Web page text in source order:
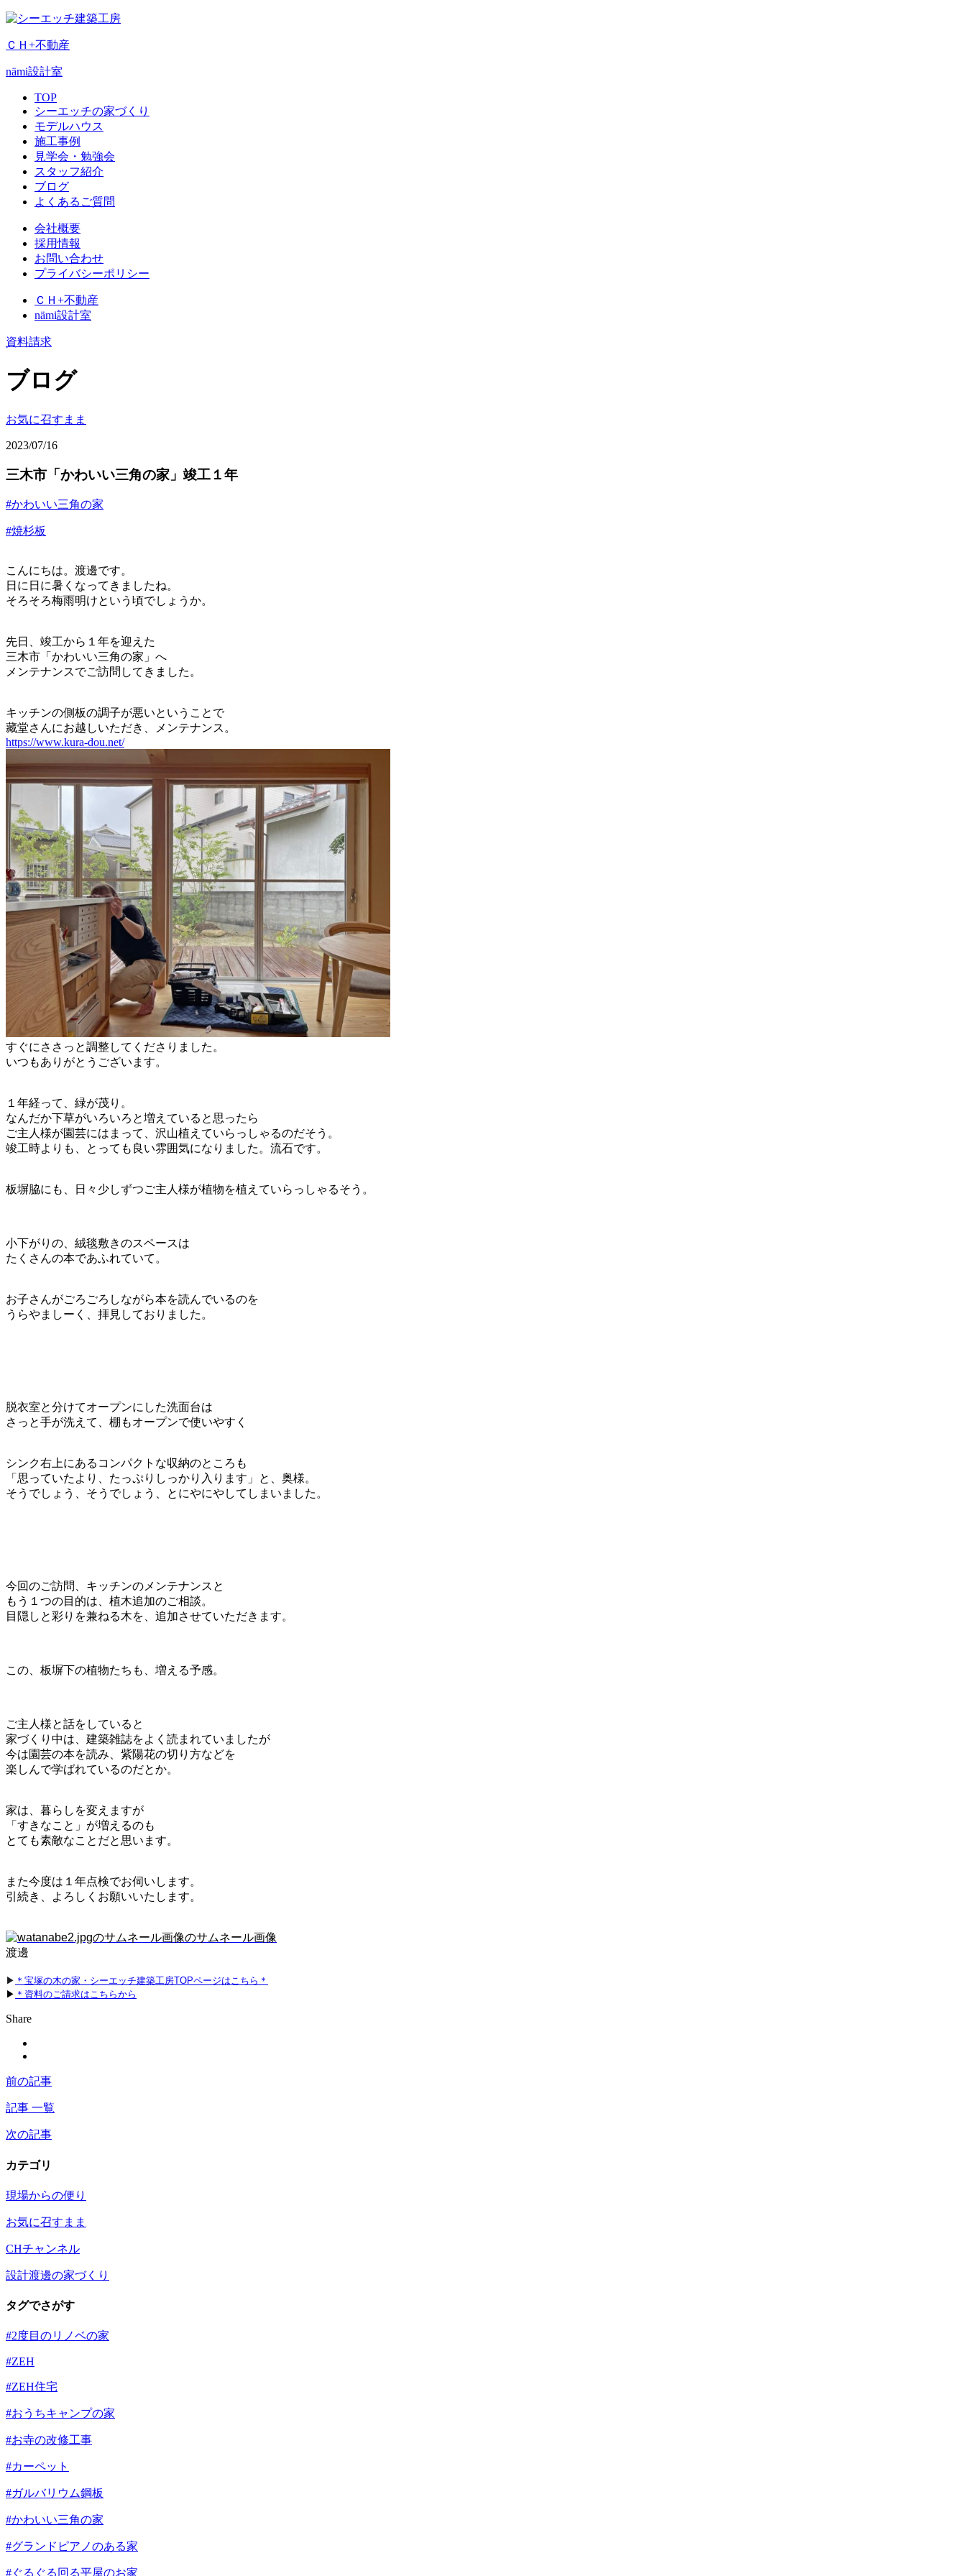
ＣＨ+不動産
nämi設計室
TOP
シーエッチの家づくり
モデルハウス
施工事例
見学会・勉強会
スタッフ紹介
ブログ
よくあるご質問
会社概要
採用情報
お問い合わせ
プライバシーポリシー
ＣＨ+不動産
nämi設計室
資料請求
ブログ
お気に召すまま
2023/07/16
三木市「かわいい三角の家」竣工１年
#かわいい三角の家
#焼杉板
こんにちは。渡邊です。
日に日に暑くなってきましたね。
そろそろ梅雨明けという頃でしょうか。
先日、竣工から１年を迎えた
三木市「かわいい三角の家」へ
メンテナンスでご訪問してきました。
キッチンの側板の調子が悪いということで
藏堂さんにお越しいただき、メンテナンス。
https://www.kura-dou.net/
すぐにささっと調整してくださりました。
いつもありがとうございます。
１年経って、緑が茂り。
なんだか下草がいろいろと増えていると思ったら
ご主人様が園芸にはまって、沢山植えていらっしゃるのだそう。
竣工時よりも、とっても良い雰囲気になりました。流石です。
板塀脇にも、日々少しずつご主人様が植物を植えていらっしゃるそう。
小下がりの、絨毯敷きのスペースは
たくさんの本であふれていて。
お子さんがごろごろしながら本を読んでいるのを
うらやましーく、拝見しておりました。
脱衣室と分けてオープンにした洗面台は
さっと手が洗えて、棚もオープンで使いやすく
シンク右上にあるコンパクトな収納のところも
「思っていたより、たっぷりしっかり入ります」と、奥様。
そうでしょう、そうでしょう、とにやにやしてしまいました。
今回のご訪問、キッチンのメンテナンスと
もう１つの目的は、植木追加のご相談。
目隠しと彩りを兼ねる木を、追加させていただきます。
この、板塀下の植物たちも、増える予感。
ご主人様と話をしていると
家づくり中は、建築雑誌をよく読まれていましたが
今は園芸の本を読み、紫陽花の切り方などを
楽しんで学ばれているのだとか。
家は、暮らしを変えますが
「すきなこと」が増えるのも
とても素敵なことだと思います。
また今度は１年点検でお伺いします。
引続き、よろしくお願いいたします。
渡邊
▶ ＊宝塚の木の家・シーエッチ建築工房TOPページはこちら＊
▶ ＊資料のご請求はこちらから
Share
前の記事
記事 一覧
次の記事
カテゴリ
現場からの便り
お気に召すまま
CHチャンネル
設計渡邊の家づくり
タグでさがす
#2度目のリノベの家
#ZEH
#ZEH住宅
#おうちキャンプの家
#お寺の改修工事
#カーペット
#ガルバリウム鋼板
#かわいい三角の家
#グランドピアノのある家
#ぐるぐる回る平屋のお家